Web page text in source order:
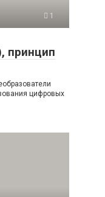
1
принцип
цифровых